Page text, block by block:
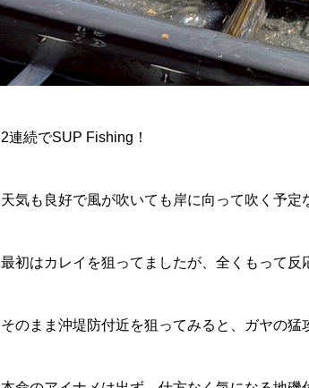
2連続でSUP Fishing！
天気も良好で風が吹いても岸に向って吹く予
最初はカレイを狙ってましたが、全くもって反
そのまま沖堤防付近を狙ってみると、ガヤの猛